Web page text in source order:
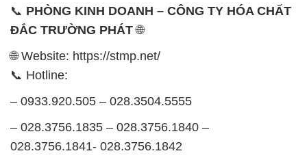
📞 PHÒNG KINH DOANH – CÔNG TY HÓA CHẤT
ĐẮC TRƯỜNG PHÁT🌐
🌐 Website: https://stmp.net/
📞 Hotline:
– 0933.920.505 – 028.3504.5555
– 028.3756.1835 – 028.3756.1840 –
028.3756.1841- 028.3756.1842